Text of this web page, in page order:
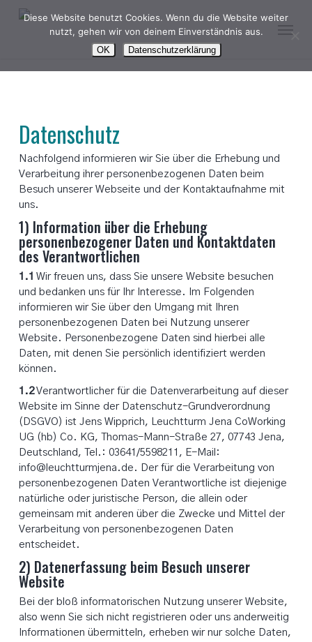
Menu
Datenschutz
Nachfolgend informieren wir Sie über die Erhebung und
Verarbeitung ihrer personenbezogenen Daten beim
Besuch unserer Webseite und der Kontaktaufnahme mit
uns.
1) Information über die Erhebung
personenbezogener Daten und Kontaktdaten
des Verantwortlichen
1.1 Wir freuen uns, dass Sie unsere Website besuchen
und bedanken uns für Ihr Interesse. Im Folgenden
informieren wir Sie über den Umgang mit Ihren
personenbezogenen Daten bei Nutzung unserer
Website. Personenbezogene Daten sind hierbei alle
Daten, mit denen Sie persönlich identifiziert werden
können.
1.2Verantwortlicher für die Datenverarbeitung auf dieser
Website im Sinne der Datenschutz-Grundverordnung
(DSGVO) ist Jens Wipprich, Leuchtturm Jena CoWorking
UG (hb) Co. KG, Thomas-Mann-Straße 27, 07743 Jena,
Deutschland, Tel.: 03641/5598211, E-Mail:
info@leuchtturmjena.de. Der für die Verarbeitung von
personenbezogenen Daten Verantwortliche ist diejenige
natürliche oder juristische Person, die allein oder
gemeinsam mit anderen über die Zwecke und Mittel der
Verarbeitung von personenbezogenen Daten
entscheidet.
2) Datenerfassung beim Besuch unserer
Website
Bei der bloß informatorischen Nutzung unserer Website,
also wenn Sie sich nicht registrieren oder uns anderweitig
Informationen übermitteln, erheben wir nur solche Daten,
Diese Website benutzt Cookies. Wenn du die Website weiter
nutzt, gehen wir von deinem Einverständnis aus.
OK Datenschutzerklärung